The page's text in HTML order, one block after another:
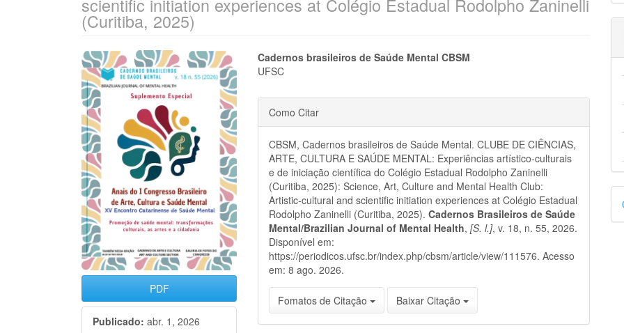
(Curitiba, 2025)
Barra
lateral
de
artigos
PDF
Publicado: abr. 1, 2026
Conteúdo
artigo
principal
Cadernos brasileiros de Saúde Mental CBSM
UFSC
Detalhes
do
artigo
Como Citar
CBSM, Cadernos brasileiros de Saúde Mental. CLUBE DE CIÊNCIAS,
ARTE, CULTURA E SAÚDE MENTAL: Experiências artístico-culturais
e de iniciação científica do Colégio Estadual Rodolpho Zaninelli
(Curitiba, 2025): Science, Art, Culture and Mental Health Club:
Artistic-cultural and scientific initiation experiences at Colégio Estadual
Rodolpho Zaninelli (Curitiba, 2025).Cadernos Brasileiros de Saúde
Mental/Brazilian Journal of Mental Health,[S. l.], v. 18, n. 55, 2026.
Disponível em:
https://periodicos.ufsc.br/index.php/cbsm/article/view/111576. Acesso
em: 8 ago. 2026.
Fomatos de Citação Baixar Citação